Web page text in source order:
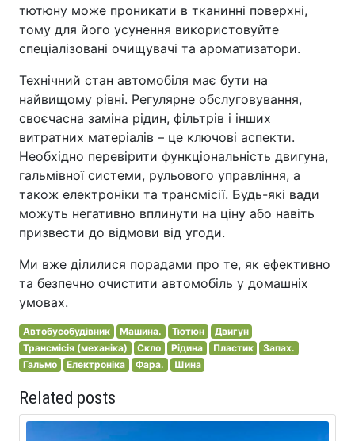
тютюну може проникати в тканинні поверхні,
тому для його усунення використовуйте
спеціалізовані очищувачі та ароматизатори.
Технічний стан автомобіля має бути на
найвищому рівні. Регулярне обслуговування,
своєчасна заміна рідин, фільтрів і інших
витратних матеріалів – це ключові аспекти.
Необхідно перевірити функціональність двигуна,
гальмівної системи, рульового управління, а
також електроніки та трансмісії. Будь-які вади
можуть негативно вплинути на ціну або навіть
призвести до відмови від угоди.
Ми вже ділилися порадами про те, як ефективно
та безпечно очистити автомобіль у домашніх
умовах.
Автобусобудівник Машина. Тютюн
Двигун
Трансмісія (механіка)
Скло Рідина Пластик
Запах.
Гальмо
Електроніка Фара. Шина
Related posts